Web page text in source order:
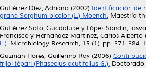
Gutiérrez Díez, Adriana (2002) Identificación de
grano Sorghum bicolor (L.) Moench. Maestría
Gutiérrez Soto, Guadalupe y López Sandin,
Francisco y Hernández Martínez, Carlos Alberto
L.). Microbiology Research, 15 (1). pp. 371-384.
Guzmán Flores, Guillermo Ray (2006)
frijol tépari (Phaseolus acutifolius G.). Doctorado